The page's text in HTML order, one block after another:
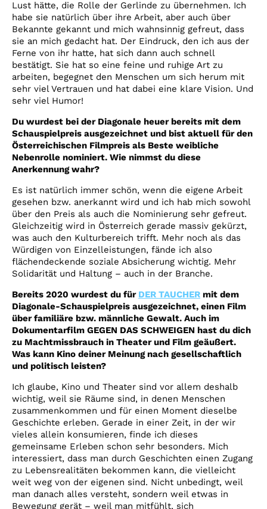
Lust hätte, die Rolle der Gerlinde zu übernehmen. Ich
habe sie natürlich über ihre Arbeit, aber auch über
Bekannte gekannt und mich wahnsinnig gefreut, dass
sie an mich gedacht hat. Der Eindruck, den ich aus der
Ferne von ihr hatte, hat sich dann auch schnell
bestätigt. Sie hat so eine feine und ruhige Art zu
arbeiten, begegnet den Menschen um sich herum mit
sehr viel Vertrauen und hat dabei eine klare Vision. Und
sehr viel Humor!
Du wurdest bei der Diagonale heuer bereits mit dem
Schauspielpreis ausgezeichnet und bist aktuell für den
Österreichischen Filmpreis als Beste weibliche
Nebenrolle nominiert. Wie nimmst du diese
Anerkennung wahr?
Es ist natürlich immer schön, wenn die eigene Arbeit
gesehen bzw. anerkannt wird und ich hab mich sowohl
über den Preis als auch die Nominierung sehr gefreut.
Gleichzeitig wird in Österreich gerade massiv gekürzt,
was auch den Kulturbereich trifft. Mehr noch als das
Würdigen von Einzelleistungen, fände ich also
flächendeckende soziale Absicherung wichtig. Mehr
Solidarität und Haltung – auch in der Branche.
Bereits 2020 wurdest du für DER TAUCHER mit dem
Diagonale-Schauspielpreis ausgezeichnet, einen Film
über familiäre bzw. männliche Gewalt. Auch im
Dokumentarfilm GEGEN DAS SCHWEIGEN hast du dich
zu Machtmissbrauch in Theater und Film geäußert.
Was kann Kino deiner Meinung nach gesellschaftlich
und politisch leisten?
Ich glaube, Kino und Theater sind vor allem deshalb
wichtig, weil sie Räume sind, in denen Menschen
zusammenkommen und für einen Moment dieselbe
Geschichte erleben. Gerade in einer Zeit, in der wir
vieles allein konsumieren, finde ich dieses
gemeinsame Erleben schon sehr besonders. Mich
interessiert, dass man durch Geschichten einen Zugang
zu Lebensrealitäten bekommen kann, die vielleicht
weit weg von der eigenen sind. Nicht unbedingt, weil
man danach alles versteht, sondern weil etwas in
Bewegung gerät – weil man mitfühlt, sich